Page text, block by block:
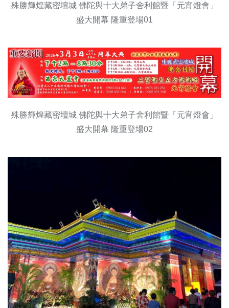
殊勝輝煌藏密壇城 佛陀與十大弟子舍利館暨「元宵燈會」
盛大開幕 隆重登場01
殊勝輝煌藏密壇城 佛陀與十大弟子舍利館暨「元宵燈會」
盛大開幕 隆重登場02